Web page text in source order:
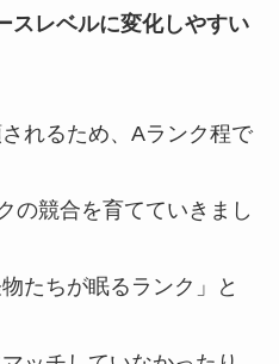
スレベルに変化しやすい
れるため、Aランク程で
の競合を育てていきまし
たちが眠るランク」と